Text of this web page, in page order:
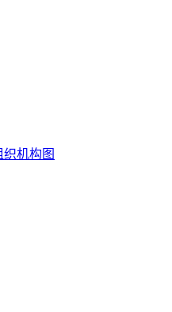
机构图